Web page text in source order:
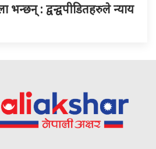
भन्छन् : द्वन्द्वपीडितहरुले न्याय